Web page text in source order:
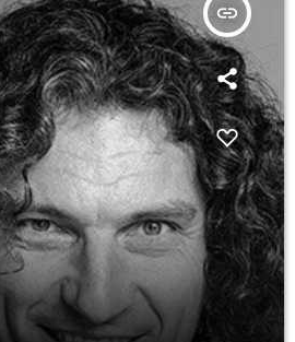
insert_link